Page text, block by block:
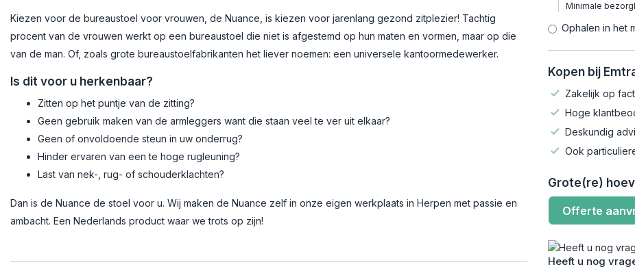
Kiezen voor de bureaustoel voor vrouwen, de Nuance, is kiezen voor jarenlang gezond zitplezier! Tachtig
procent van de vrouwen werkt op een bureaustoel die niet is afgestemd op hun maten en vormen, maar op die
van de man. Of, zoals grote bureaustoelfabrikanten het liever noemen: een universele kantoormedewerker.
Is dit voor u herkenbaar?
Zitten op het puntje van de zitting?
Geen gebruik maken van de armleggers want die staan veel te ver uit elkaar?
Geen of onvoldoende steun in uw onderrug?
Hinder ervaren van een te hoge rugleuning?
Last van nek-, rug- of schouderklachten?
Dan is de Nuance de stoel voor u. Wij maken de Nuance zelf in onze eigen werkplaats in Herpen met passie en
ambacht. Een Nederlands product waar we trots op zijn!
Minimale
Ophalen in het
Kopen bij
Zakelijk op
Hoge
Deskundig
Ook
Grote(re)
Offerte
Heeft u nog